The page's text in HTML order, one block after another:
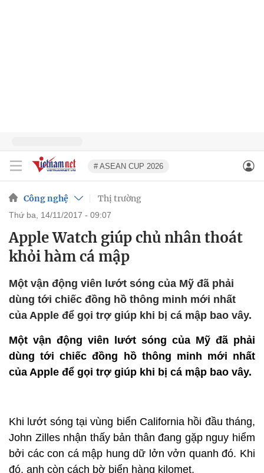
# ASEAN CUP 2026
Công nghệ Thị trường
thứ ba, 14/11/2017 - 09:07
Apple Watch giúp chủ nhân thoát
khỏi hàm cá mập
Một vận động viên lướt sóng của Mỹ đã phải
dùng tới chiếc đồng hồ thông minh mới nhất
của Apple để gọi trợ giúp khi bị cá mập bao vây.
Một vận động viên lướt sóng của Mỹ đã phải
dùng tới chiếc đồng hồ thông minh mới nhất
của Apple để gọi trợ giúp khi bị cá mập bao vây.
Khi lướt sóng tại vùng biển California hồi đầu tháng,
John Zilles nhận thấy bản thân đang gặp nguy hiểm
bởi các con cá mập hung dữ lởn vởn quanh đó. Khi
đó, anh còn cách bờ biển hàng kilomet.